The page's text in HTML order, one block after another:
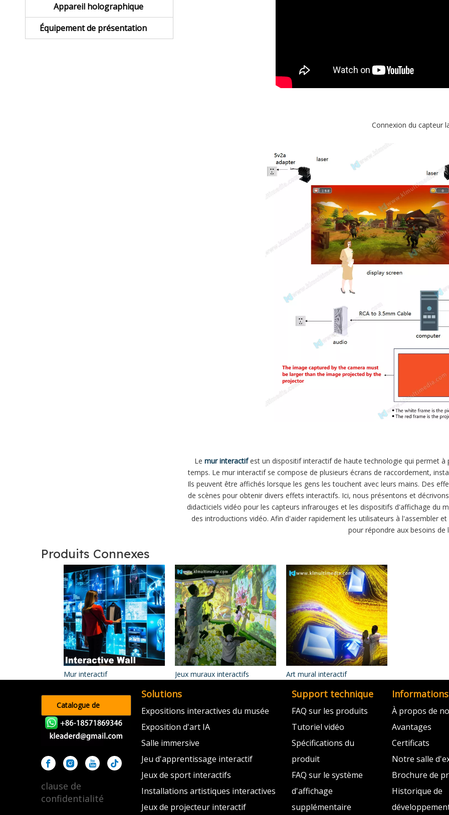
Appareil holographique
Équipement de présentation
Connexion du capteur
Le mur interactifest un dispositif interactif de haute technologie qui permet
temps. Le mur interactif se compose de plusieurs écrans de raccordement,
Ils peuvent être affichés lorsque les gens les touchent avec leurs mains. Des
de scènes pour obtenir divers effets interactifs. Ici, nous présentons et
didacticiels vidéo pour les capteurs infrarouges et les dispositifs d'affichage du
des introductions vidéo. Afin d'aider rapidement les utilisateurs à l'assembler
pour répondre aux besoins de
Produits Connexes
Mur interactif Jeux muraux interactifs Art mural interactif
Catalogue de
produits
clause de
confidentialité
Solutions
Expositions interactives du musée
Exposition d'art IA
Salle immersive
Jeu d'apprentissage interactif
Jeux de sport interactifs
Installations artistiques interactives
Jeux de projecteur interactif
Support technique
FAQ sur les produits
Tutoriel vidéo
Spécifications du
produit
FAQ sur le système
d'affichage
supplémentaire
Informations
À propos de
Avantages
Certificats
Notre salle
Brochure de
Historique de